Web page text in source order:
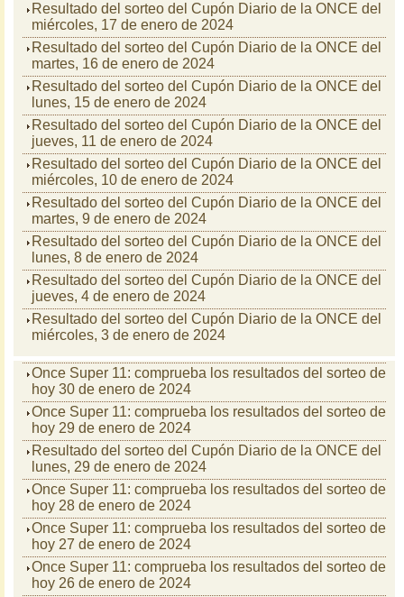
Resultado del sorteo del Cupón Diario de la ONCE del
miércoles, 17 de enero de 2024
Resultado del sorteo del Cupón Diario de la ONCE del
martes, 16 de enero de 2024
Resultado del sorteo del Cupón Diario de la ONCE del
lunes, 15 de enero de 2024
Resultado del sorteo del Cupón Diario de la ONCE del
jueves, 11 de enero de 2024
Resultado del sorteo del Cupón Diario de la ONCE del
miércoles, 10 de enero de 2024
Resultado del sorteo del Cupón Diario de la ONCE del
martes, 9 de enero de 2024
Resultado del sorteo del Cupón Diario de la ONCE del
lunes, 8 de enero de 2024
Resultado del sorteo del Cupón Diario de la ONCE del
jueves, 4 de enero de 2024
Resultado del sorteo del Cupón Diario de la ONCE del
miércoles, 3 de enero de 2024
Once Super 11: comprueba los resultados del sorteo de
hoy 30 de enero de 2024
Once Super 11: comprueba los resultados del sorteo de
hoy 29 de enero de 2024
Resultado del sorteo del Cupón Diario de la ONCE del
lunes, 29 de enero de 2024
Once Super 11: comprueba los resultados del sorteo de
hoy 28 de enero de 2024
Once Super 11: comprueba los resultados del sorteo de
hoy 27 de enero de 2024
Once Super 11: comprueba los resultados del sorteo de
hoy 26 de enero de 2024